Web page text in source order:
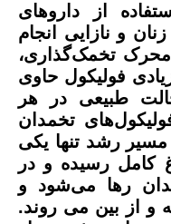
از داروهای
و نازایی انجام
محرک تخمک‌گذاری،
فولیکول حاوی
طبیعی در هر
تخمدان
رشد تنها یکی
کامل رسیده و در
رها می‌شود و
و از بین می روند.